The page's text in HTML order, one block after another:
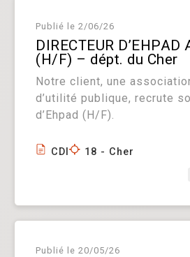
Publié le 2/06/26
DIRECTEUR D’EHPAD
(H/F) – dépt. du Cher
Notre client, une
d’utilité publique, recrute
d’Ehpad (H/F).
CDI
18 - Cher
Publié le 20/05/26